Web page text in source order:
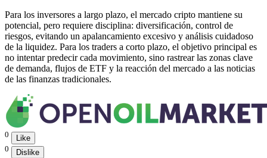
Para los inversores a largo plazo, el mercado cripto mantiene su
potencial, pero requiere disciplina: diversificación, control de
riesgos, evitando un apalancamiento excesivo y análisis cuidadoso
de la liquidez. Para los traders a corto plazo, el objetivo principal es
no intentar predecir cada movimiento, sino rastrear las zonas clave
de demanda, flujos de ETF y la reacción del mercado a las noticias
de las finanzas tradicionales.
0
Like
0
Dislike